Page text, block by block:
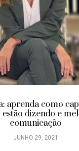
aprenda como
estão dizendo e
comunicação
JUNHO 29, 2021